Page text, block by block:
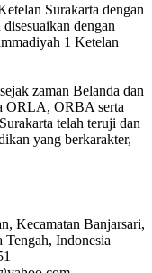
Surakarta dengan
dengan
1 Ketelan
zaman Belanda dan
ORLA, ORBA serta
telah teruji dan
yang berkarakter,
Kecamatan Banjarsari,
Indonesia